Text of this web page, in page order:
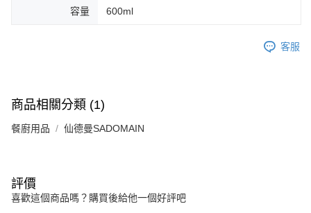
容量 600ml
客服
商品相關分類 (1)
餐廚用品 仙德曼SADOMAIN
評價
喜歡這個商品嗎？購買後給他一個好評吧